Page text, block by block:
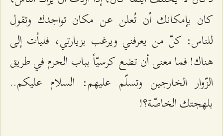
كان بإمكانك أن تُعلن عن مكان تواجدك وتقول
للناس: كلّ من يعرفني ويرغب بزيارتي، فليأت إلى
هناك! فما معنى أن تضع كرسيّاً بباب الحرم في طريق
الزّوار الخارجين وتسلّم عليهم: السلام عليكم..
بلهجتك الخاصّة؟!